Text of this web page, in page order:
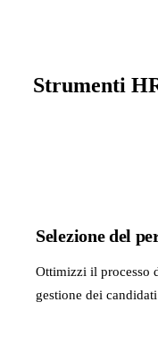
Strumenti
Selezione del
Ottimizzi il processo
gestione dei